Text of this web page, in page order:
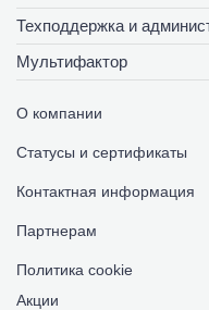
Техподдержка и
Мультифактор
О компании
Статусы и сертификаты
Контактная информация
Партнерам
Политика cookie
Акции